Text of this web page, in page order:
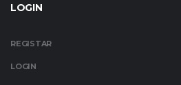
LOGIN
REGISTAR
LOGIN